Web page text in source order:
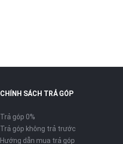
CHÍNH SÁCH TRẢ GÓP
Trả góp 0%
Trả góp không trả trước
Hướng dẫn mua trả góp